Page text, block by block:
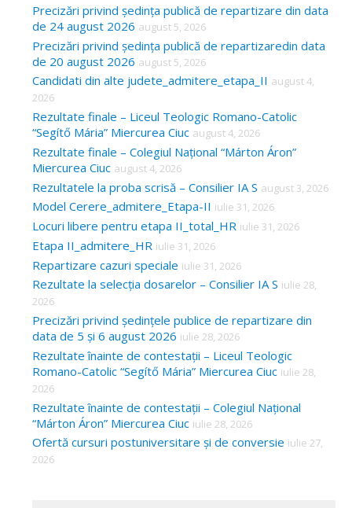
Precizări privind ședința publică de repartizare din data
de 24 august 2026 august 5, 2026
Precizări privind ședința publică de repartizaredin data
de 20 august 2026 august 5, 2026
Candidati din alte judete_admitere_etapa_II august 4,
2026
Rezultate finale – Liceul Teologic Romano-Catolic
“Segítő Mária” Miercurea Ciuc august 4, 2026
Rezultate finale – Colegiul Național “Márton Áron”
Miercurea Ciuc august 4, 2026
Rezultatele la proba scrisă – Consilier IA S august 3, 2026
Model Cerere_admitere_Etapa-II iulie 31, 2026
Locuri libere pentru etapa II_total_HR iulie 31, 2026
Etapa II_admitere_HR iulie 31, 2026
Repartizare cazuri speciale iulie 31, 2026
Rezultate la selecția dosarelor – Consilier IA S iulie 28,
2026
Precizări privind ședințele publice de repartizare din
data de 5 și 6 august 2026 iulie 28, 2026
Rezultate înainte de contestații – Liceul Teologic
Romano-Catolic “Segítő Mária” Miercurea Ciuc iulie 28,
2026
Rezultate înainte de contestații – Colegiul Național
“Márton Áron” Miercurea Ciuc iulie 28, 2026
Ofertă cursuri postuniversitare și de conversie iulie 27,
2026